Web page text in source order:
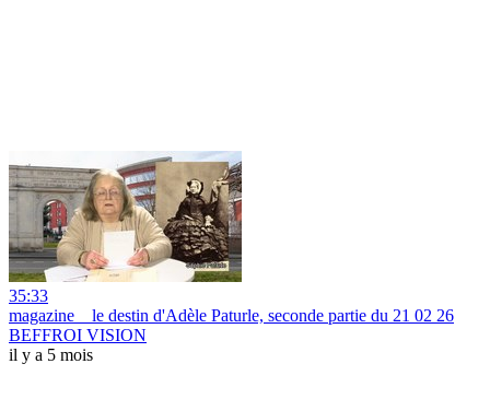
35:33
magazine _ le destin d'Adèle Paturle, seconde partie du 21 02 26
BEFFROI VISION
il y a 5 mois